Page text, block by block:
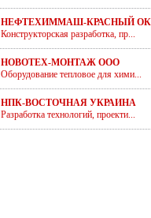
НЕФТЕХИММАШ-КРАСНЫЙ
Конструкторская разработка, пр...
НОВОТЕХ-МОНТАЖ ООО
Оборудование тепловое для хими...
НПК-ВОСТОЧНАЯ УКРАИНА
Разработка технологий, проекти...